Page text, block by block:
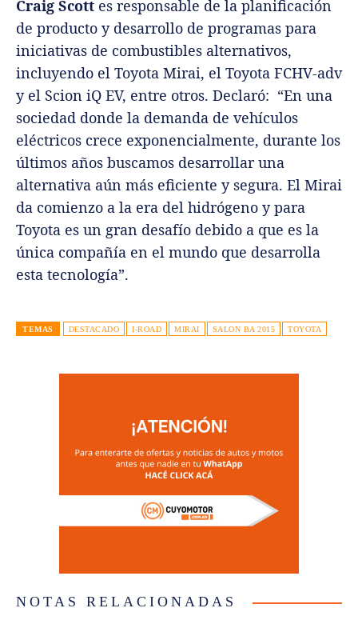
Craig Scott es responsable de la planificación
de producto y desarrollo de programas para
iniciativas de combustibles alternativos,
incluyendo el Toyota Mirai, el Toyota FCHV-adv
y el Scion iQ EV, entre otros. Declaró: “En una
sociedad donde la demanda de vehículos
eléctricos crece exponencialmente, durante los
últimos años buscamos desarrollar una
alternativa aún más eficiente y segura. El Mirai
da comienzo a la era del hidrógeno y para
Toyota es un gran desafío debido a que es la
única compañía en el mundo que desarrolla
esta tecnología”.
TEMAS DESTACADO I-ROAD MIRAI SALON BA 2015 TOYOTA
NOTAS RELACIONADAS